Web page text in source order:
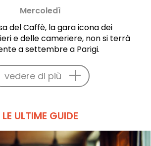
Mercoledì
del Caffè, la gara icona dei
e delle cameriere, non si terrà
a settembre a Parigi.
vedere di più
LE ULTIME GUIDE